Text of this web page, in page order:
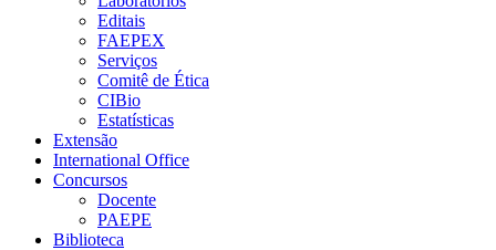
Editais
FAEPEX
Serviços
Comitê de Ética
CIBio
Estatísticas
Extensão
International Office
Concursos
Docente
PAEPE
Biblioteca